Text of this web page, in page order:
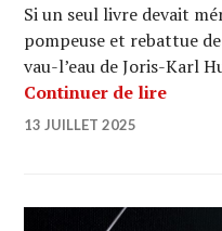
Si un seul livre devait
pompeuse et rebattue
vau-l’eau de Joris-Karl
Continuer de lireÀ
13 JUILLET 2025